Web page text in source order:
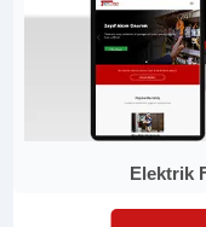
Elektrik